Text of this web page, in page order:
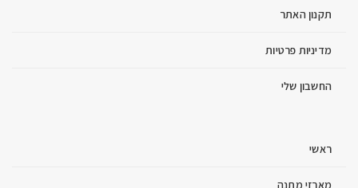
תקנון האתר
מדיניות פרטיות
החשבון שלי
ראשי
מארזי מתנה